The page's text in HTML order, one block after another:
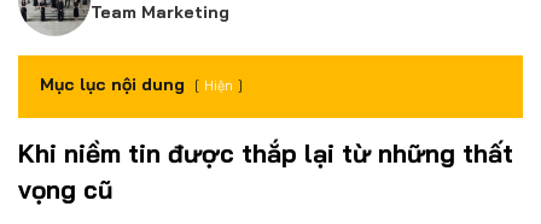
Team Marketing
Mục lục nội dung Hiện
Khi niềm tin được thắp lại từ những thất
vọng cũ